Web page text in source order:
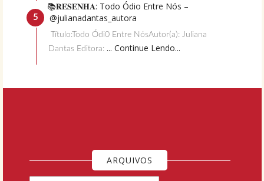
📚𝐑𝐄𝐒𝐄𝐍𝐇𝐀: Todo Ódio Entre Nós –
@julianadantas_autora
Título:Todo Ódi0 Entre NósAutor(a): Juliana
Dantas Editora: ... Continue Lendo...
ARQUIVOS